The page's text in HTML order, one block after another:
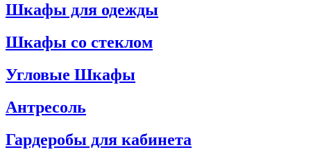
Шкафы для одежды
Шкафы со стеклом
Угловые Шкафы
Антресоль
Гардеробы для кабинета